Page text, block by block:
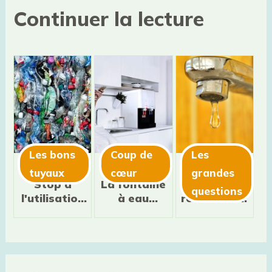
Continuer la lecture
Les bons
tuyaux
Stop à
l'utilisation
en plastique
!
Coup de
cœur
La fontaine
à eau
Les
grandes
questions
L'eau du
robinet est-
santé ?